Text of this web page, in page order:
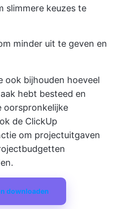
slimmere keuzes te
minder uit te geven en
ook bijhouden hoeveel
hebt besteed en
oorspronkelijke
de ClickUp
om projectuitgaven
downloaden